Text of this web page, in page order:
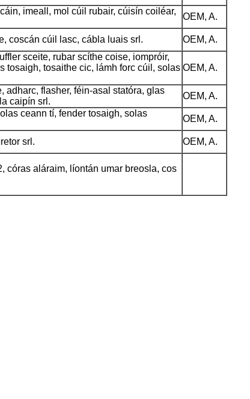
imeall, mol cúil rubair, cúisín coiléar,
OEM, A.
coscán cúil lasc, cábla luais srl.
OEM, A.
sceite, rubar scíthe coise, iompróir,
tosaigh, tosaithe cic, lámh forc cúil, solas OEM, A.
adharc, flasher, féin-asal statóra, glas
caipín srl.
OEM, A.
ceann tí, fender tosaigh, solas
OEM, A.
srl.
OEM, A.
córas aláraim, líontán umar breosla, cos